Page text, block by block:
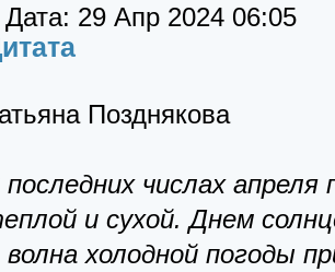
Дата: 29 Апр 2024 06:05
Позднякова
последних числах
и сухой. Днем
холодной погоды